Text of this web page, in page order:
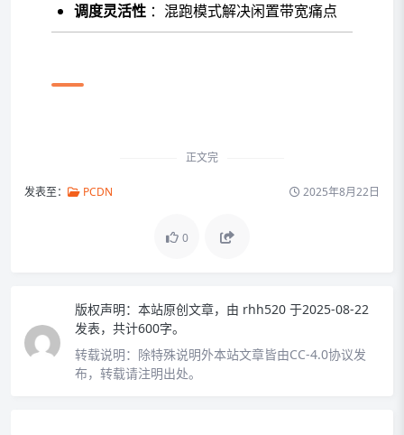
调度灵活性 ：混跑模式解决闲置带宽痛点
正文完
发表至： PCDN 2025年8月22日
0
版权声明： 本站原创文章，由 rhh520 于2025-08-22
发表，共计600字。
转载说明： 除特殊说明外本站文章皆由CC-4.0协议发
布，转载请注明出处。